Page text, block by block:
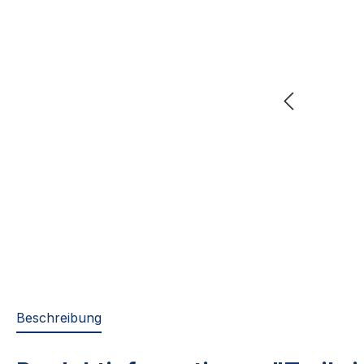
Beschreibung